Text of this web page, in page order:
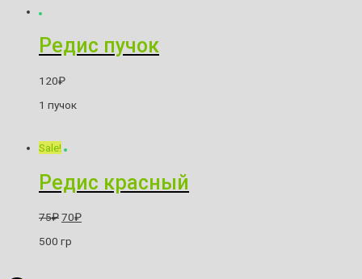
Редис пучок
120₽
1 пучок
Sale!
Редис красный
75₽70₽
500 гр